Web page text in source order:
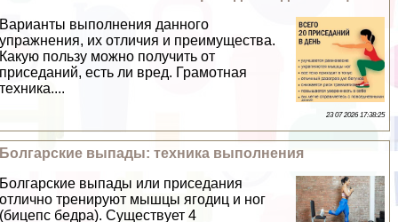
Варианты выполнения данного
упражнения, их отличия и преимущества.
Какую пользу можно получить от
приседаний, есть ли вред. Грамотная
техника....
23 07 2026 17:38:25
Болгарские выпады: техника выполнения
Болгарские выпады или приседания
отлично тренируют мышцы ягoдиц и ног
(бицепс бедра). Существует 4